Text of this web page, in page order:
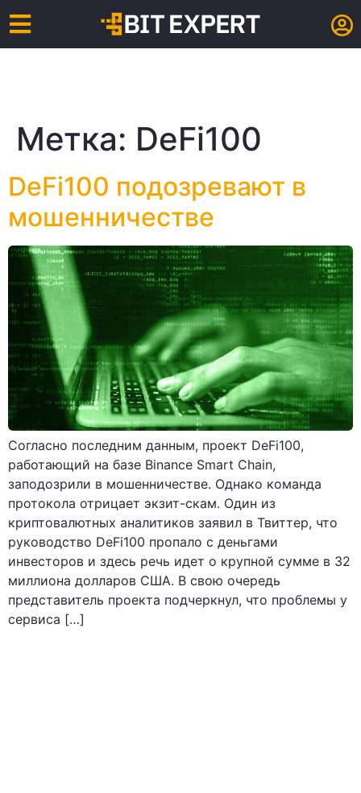
Метка: DeFi100
DeFi100 подозревают в
мошенничестве
Согласно последним данным, проект DeFi100,
работающий на базе Binance Smart Chain,
заподозрили в мошенничестве. Однако команда
протокола отрицает экзит-скам. Один из
криптовалютных аналитиков заявил в Твиттер, что
руководство DeFi100 пропало с деньгами
инвесторов и здесь речь идет о крупной сумме в 32
миллиона долларов США. В свою очередь
представитель проекта подчеркнул, что проблемы у
сервиса […]